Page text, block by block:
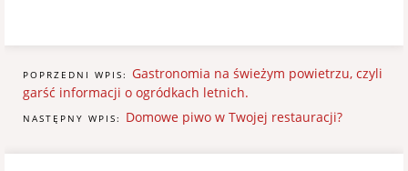
POPRZEDNI WPIS: Gastronomia na świeżym powietrzu, czyli
garść informacji o ogródkach letnich.
NASTĘPNY WPIS: Domowe piwo w Twojej restauracji?